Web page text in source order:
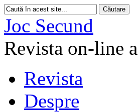
Joc Secund
Revista on-line
Revista
Despre